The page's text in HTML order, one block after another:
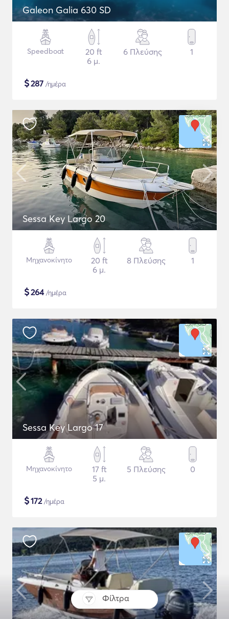
Φίλτρα
Galeon Galia 630 SD
Speedboat
20 ft
6 μ.
6 Πλεύσης 1
$287 /ημέρα
Sessa Key Largo 20
Μηχανοκίνητο
20 ft
6 μ.
8 Πλεύσης 1
$264/ημέρα
Sessa Key Largo 17
Μηχανοκίνητο
17 ft
5 μ.
5 Πλεύσης 0
$172/ημέρα